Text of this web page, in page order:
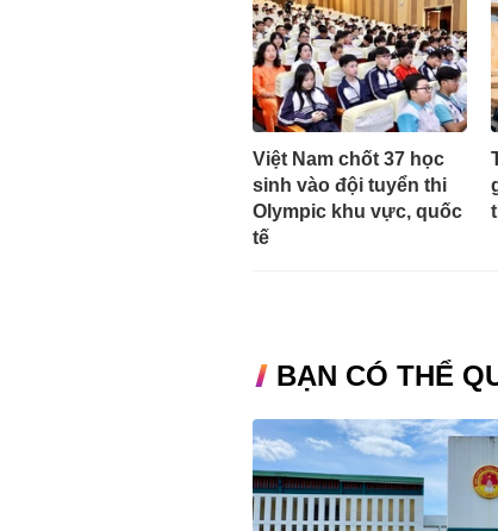
Việt Nam chốt 37 học
sinh vào đội tuyển thi
Olympic khu vực, quốc
tế
BẠN CÓ THỂ